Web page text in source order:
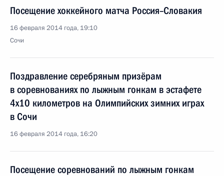
Посещение хоккейного матча Россия–Словакия
16 февраля 2014 года, 19:10
Сочи
Поздравление серебряным призёрам
в соревнованиях по лыжным гонкам в эстафете
4х10 километров на Олимпийских зимних играх
в Сочи
16 февраля 2014 года, 16:20
Посещение соревнований по лыжным гонкам